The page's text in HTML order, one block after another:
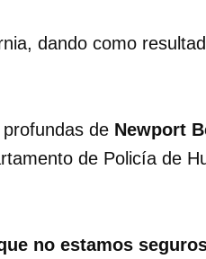
dando como
de Newport
de Policía de
no estamos